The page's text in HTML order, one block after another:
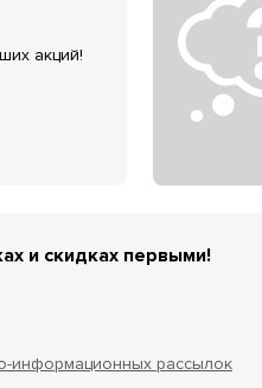
акций!
и скидках первыми!
информационных рассылок